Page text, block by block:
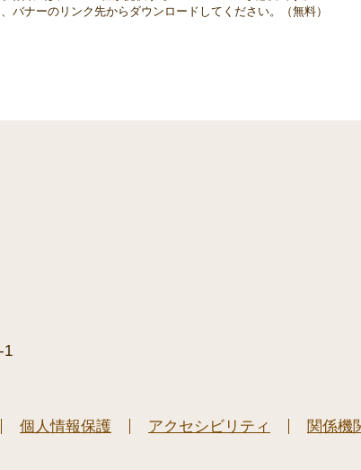
バナーのリンク先からダウンロードしてください。（無料）
1
個人情報保護 アクセシビリティ 関係機